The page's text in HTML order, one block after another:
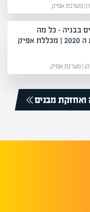
בבניה – כל מה
ואחזקת מבנים